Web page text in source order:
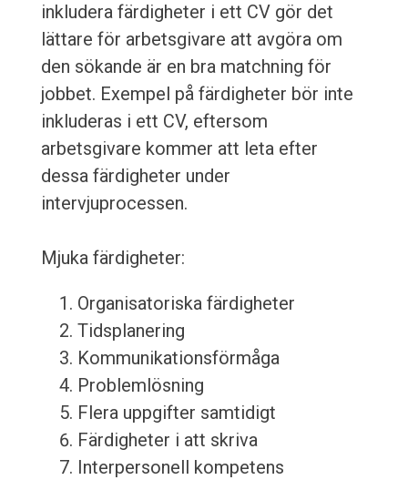
inkludera färdigheter i ett CV gör det
lättare för arbetsgivare att avgöra om
den sökande är en bra matchning för
jobbet. Exempel på färdigheter bör inte
inkluderas i ett CV, eftersom
arbetsgivare kommer att leta efter
dessa färdigheter under
intervjuprocessen.
Mjuka färdigheter:
Organisatoriska färdigheter
Tidsplanering
Kommunikationsförmåga
Problemlösning
Flera uppgifter samtidigt
Färdigheter i att skriva
Interpersonell kompetens